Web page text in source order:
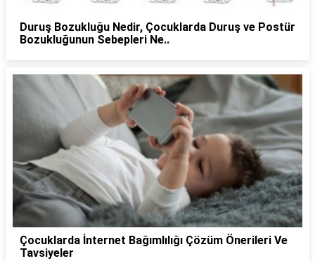
Duruş Bozukluğu Nedir, Çocuklarda Duruş ve Postür
Bozukluğunun Sebepleri Ne..
Çocuklarda İnternet Bağımlılığı Çözüm Önerileri Ve
Tavsiyeler